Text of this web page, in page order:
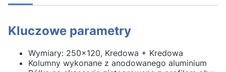
Kluczowe parametry
Wymiary: 250x120, Kredowa + Kredowa
Kolumny wykonane z anodowanego aluminium